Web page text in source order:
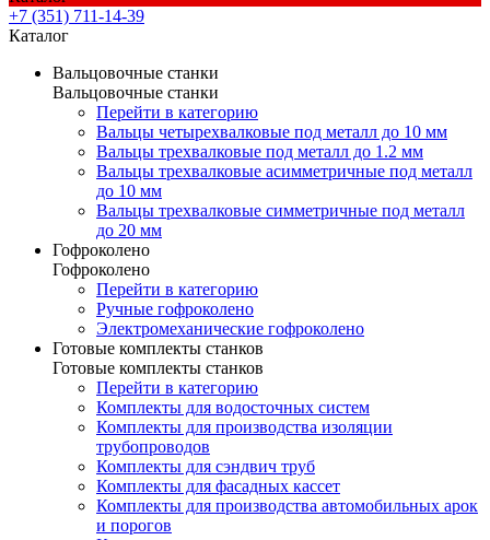
+7 (351) 711-14-39
Каталог
Вальцовочные станки
Вальцовочные станки
Перейти в категорию
Вальцы четырехвалковые под металл до 10 мм
Вальцы трехвалковые под металл до 1.2 мм
Вальцы трехвалковые асимметричные под металл
до 10 мм
Вальцы трехвалковые симметричные под металл
до 20 мм
Гофроколено
Гофроколено
Перейти в категорию
Ручные гофроколено
Электромеханические гофроколено
Готовые комплекты станков
Готовые комплекты станков
Перейти в категорию
Комплекты для водосточных систем
Комплекты для производства изоляции
трубопроводов
Комплекты для сэндвич труб
Комплекты для фасадных кассет
Комплекты для производства автомобильных арок
и порогов